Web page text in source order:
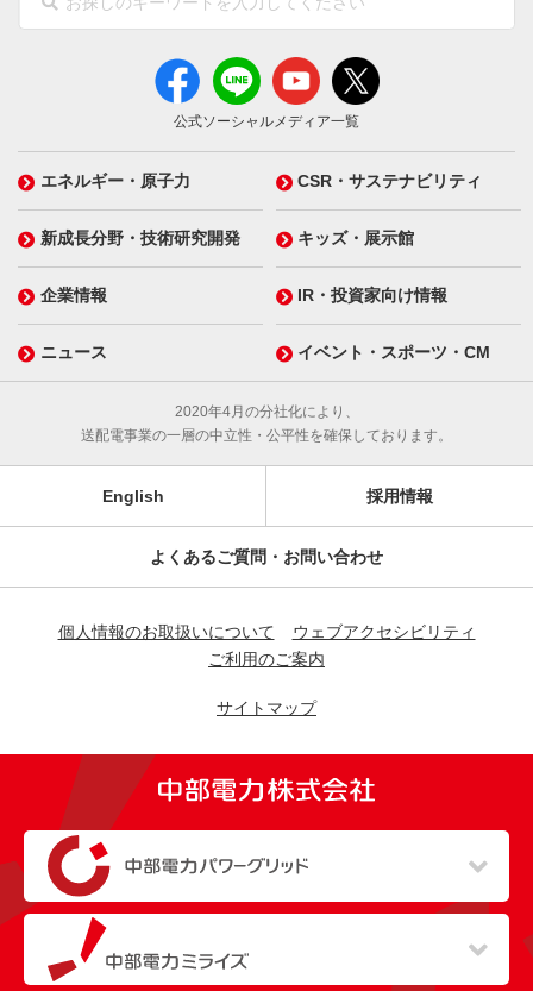
公式ソーシャルメディア一覧
エネルギー・原子力 CSR・サステナビリティ
新成長分野・技術研究開発 キッズ・展示館
企業情報 IR・投資家向け情報
ニュース イベント・スポーツ・CM
2020年4月の分社化により、
送配電事業の一層の中立性・公平性を確保しております。
English 採用情報
よくあるご質問・お問い合わせ
個人情報のお取扱いについて
ウェブアクセシビリティ
ご利用のご案内
サイトマップ
（新しいウィンドウを開きます）
（新しいウィンドウを開きます）